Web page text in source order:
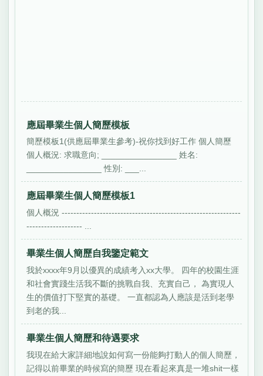
應屆畢業生個人簡歷模板
簡歷模板1(供應屆畢業生參考)-祝你找到好工作 個人簡歷
個人概況: 求職意向; ________________ 姓名:
________________ 性別: ___...
應屆畢業生個人簡歷模板1
個人概況 -------------------------------------------------------------
------------------- ...
畢業生個人簡歷自我鑒定範文
我於xxxx年9月以優異的成績考入xx大學。 四年的校園生涯
和社會實踐生活我不斷的挑戰自我、充實自己， 為實現人
生的價值打下堅實的基礎。 一直都認為人應該是活到老學
到老的我...
畢業生個人簡歷和待遇要求
我現在給大家詳細地說如何寫一份能夠打動人的個人簡歷，
記得以前畢業的時候寫的簡歷 現在看起來真是一堆shit一樣